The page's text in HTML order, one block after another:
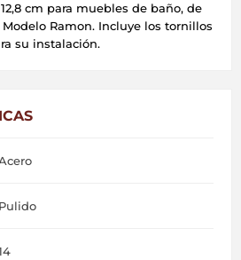
cm para muebles de baño, de
Ramon. Incluye los tornillos
su instalación.
Pulido